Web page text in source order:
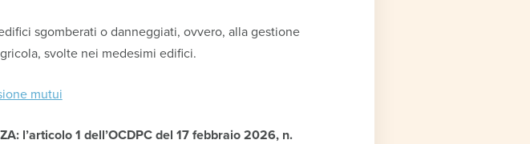
sgomberati o danneggiati, ovvero, alla gestione
svolte nei medesimi edifici.
mutui
l’articolo 1 dell’OCDPC del 17 febbraio 2026, n.